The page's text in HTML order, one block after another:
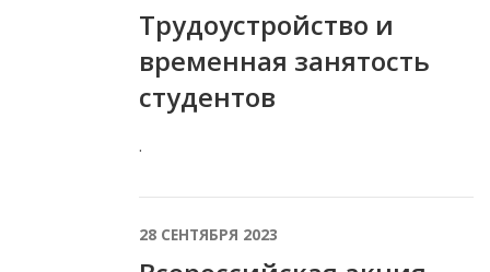
Трудоустройство и
временная занятость
студентов
.
28 СЕНТЯБРЯ 2023